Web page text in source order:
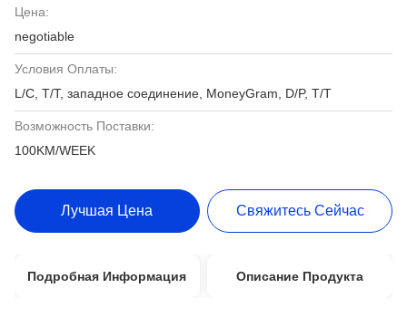
Цена:
negotiable
Условия Оплаты:
L/C, T/T, западное соединение, MoneyGram, D/P, T/T
Возможность Поставки:
100KM/WEEK
Лучшая Цена Свяжитесь Сейчас
Подробная Информация Описание Продукта